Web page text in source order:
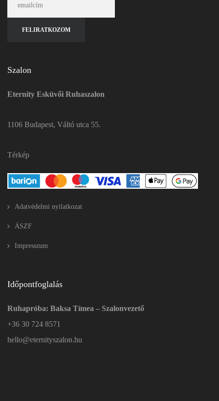
Szalon
Eternity Esküvői Ruhaszalon
1106 Budapest, Váltó utca 55.
Térkép
Adatvédelmi nyilatkozat
ÁSZF
Impresszum
Időpontfoglalás
Ruhapróba: Baksa Tímea – Szalonvezető
+36 30 724 8571
hello@eternityszalon.hu